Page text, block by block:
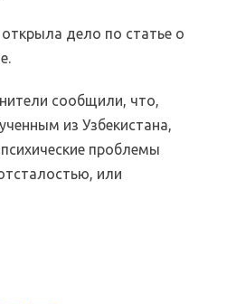
дело по статье о
сообщили, что,
из Узбекистана,
проблемы
или